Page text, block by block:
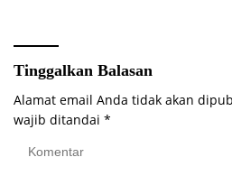
Tinggalkan Balasan
Alamat email Anda tidak akan
wajib ditandai *